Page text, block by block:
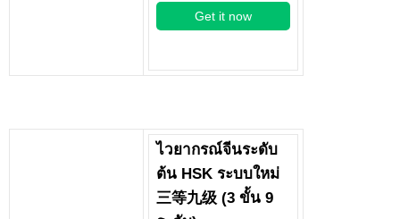
Get it now
ไวยากรณ์จีนระดับ
ต้น HSK ระบบใหม่
三等九级 (3 ขั้น 9